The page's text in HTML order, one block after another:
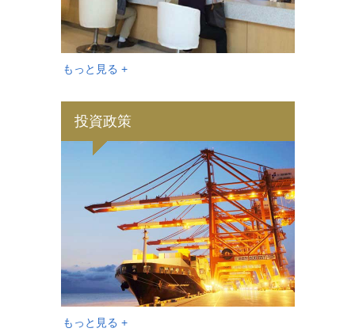
もっと見る +
投資政策
もっと見る +